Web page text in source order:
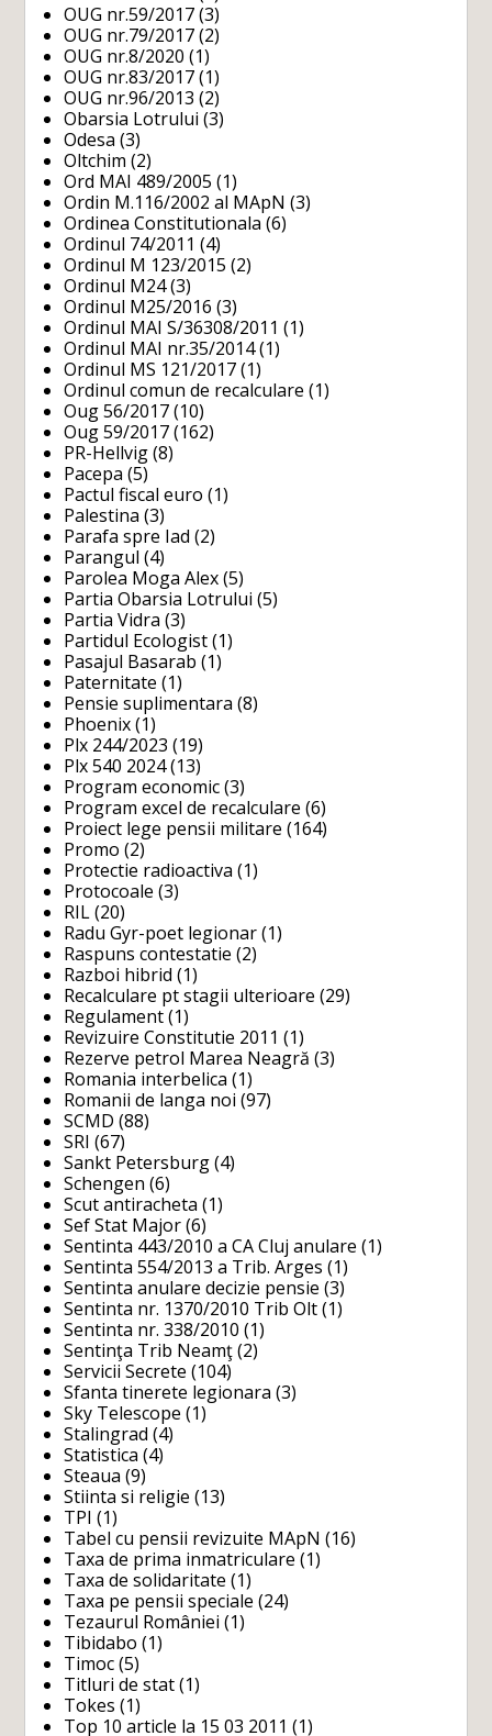
OUG nr.59/2017 (3)
OUG nr.79/2017 (2)
OUG nr.8/2020 (1)
OUG nr.83/2017 (1)
OUG nr.96/2013 (2)
Obarsia Lotrului (3)
Odesa (3)
Oltchim (2)
Ord MAI 489/2005 (1)
Ordin M.116/2002 al MApN (3)
Ordinea Constitutionala (6)
Ordinul 74/2011 (4)
Ordinul M 123/2015 (2)
Ordinul M24(3)
Ordinul M25/2016 (3)
Ordinul MAI S/36308/2011 (1)
Ordinul MAI nr.35/2014(1)
Ordinul MS 121/2017 (1)
Ordinul comun de recalculare (1)
Oug 56/2017 (10)
Oug 59/2017 (162)
PR-Hellvig (8)
Pacepa (5)
Pactul fiscal euro (1)
Palestina (3)
Parafa spre Iad (2)
Parangul (4)
Parolea Moga Alex (5)
Partia Obarsia Lotrului (5)
Partia Vidra (3)
Partidul Ecologist (1)
Pasajul Basarab (1)
Paternitate (1)
Pensie suplimentara (8)
Phoenix (1)
Plx 244/2023 (19)
Plx 540 2024(13)
Program economic (3)
Program excel de recalculare (6)
Proiect lege pensii militare (164)
Promo (2)
Protectie radioactiva (1)
Protocoale (3)
RIL (20)
Radu Gyr-poet legionar (1)
Raspuns contestatie (2)
Razboi hibrid (1)
Recalculare pt stagii ulterioare (29)
Regulament (1)
Revizuire Constitutie 2011 (1)
Rezerve petrol Marea Neagră (3)
Romania interbelica (1)
Romanii de langa noi (97)
SCMD (88)
SRI (67)
Sankt Petersburg (4)
Schengen (6)
Scut antiracheta (1)
Sef Stat Major (6)
Sentinta 443/2010 a CA Cluj anulare (1)
Sentinta 554/2013 a Trib. Arges (1)
Sentinta anulare decizie pensie (3)
Sentinta nr. 1370/2010 Trib Olt (1)
Sentinta nr. 338/2010 (1)
Sentinţa Trib Neamţ (2)
Servicii Secrete (104)
Sfanta tinerete legionara (3)
Sky Telescope (1)
Stalingrad (4)
Statistica (4)
Steaua (9)
Stiinta si religie (13)
TPI (1)
Tabel cu pensii revizuite MApN (16)
Taxa de prima inmatriculare (1)
Taxa de solidaritate (1)
Taxa pe pensii speciale (24)
Tezaurul României (1)
Tibidabo (1)
Timoc (5)
Titluri de stat (1)
Tokes (1)
Top 10 article la 15 03 2011 (1)